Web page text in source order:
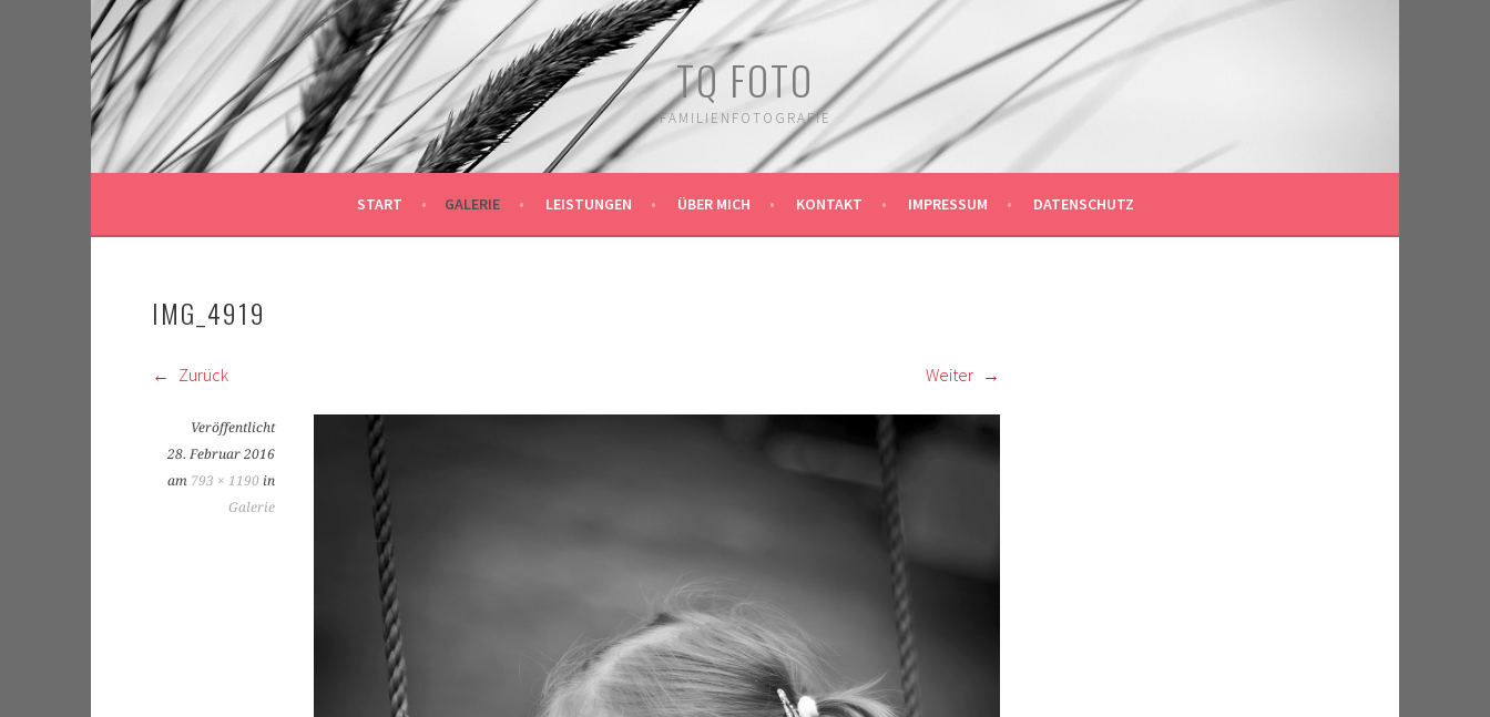
Springe
zum
Inhalt
TQ FOTO
FAMILIENFOTOGRAFIE
START GALERIE LEISTUNGEN ÜBER MICH KONTAKT IMPRESSUM DATENSCHUTZ
IMG_4919
Zurück Weiter
Veröffentlicht
28. Februar 2016
am 793 × 1190 in
Galerie